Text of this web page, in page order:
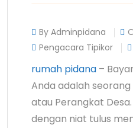
By Adminpidana
Pengacara Tipikor
rumah pidana –
Anda adalah
atau Perangkat
dengan niat tulus